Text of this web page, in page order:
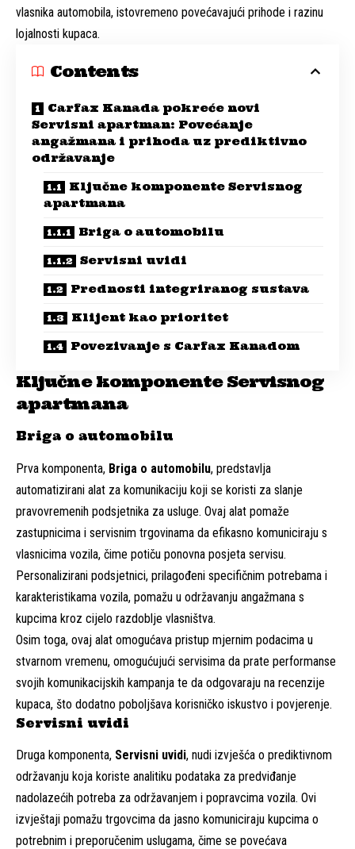
vlasnika automobila, istovremeno povećavajući prihode i razinu
lojalnosti kupaca.
Contents
Carfax Kanada pokreće novi
Servisni apartman: Povećanje
angažmana i prihoda uz prediktivno
održavanje
Ključne komponente Servisnog
apartmana
Briga o automobilu
Servisni uvidi
Prednosti integriranog sustava
Klijent kao prioritet
Povezivanje s Carfax Kanadom
Ključne komponente Servisnog
apartmana
Briga o automobilu
Prva komponenta, Briga o automobilu, predstavlja
automatizirani alat za komunikaciju koji se koristi za slanje
pravovremenih podsjetnika za usluge. Ovaj alat pomaže
zastupnicima i servisnim trgovinama da efikasno komuniciraju s
vlasnicima vozila, čime potiču ponovna posjeta servisu.
Personalizirani podsjetnici, prilagođeni specifičnim potrebama i
karakteristikama vozila, pomažu u održavanju angažmana s
kupcima kroz cijelo razdoblje vlasništva.
Osim toga, ovaj alat omogućava pristup mjernim podacima u
stvarnom vremenu, omogućujući servisima da prate performanse
svojih komunikacijskih kampanja te da odgovaraju na recenzije
kupaca, što dodatno poboljšava korisničko iskustvo i povjerenje.
Servisni uvidi
Druga komponenta, Servisni uvidi, nudi izvješća o prediktivnom
održavanju koja koriste analitiku podataka za predviđanje
nadolazećih potreba za održavanjem i popravcima vozila. Ovi
izvještaji pomažu trgovcima da jasno komuniciraju kupcima o
potrebnim i preporučenim uslugama, čime se povećava